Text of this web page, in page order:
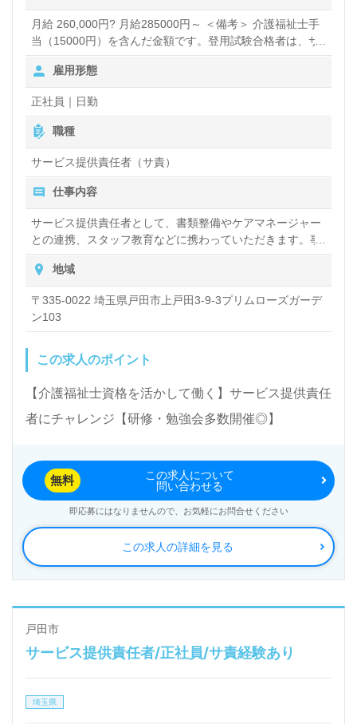
月給 260,000円? 月給285000円～ ＜備考＞ 介護福祉士手
当（15000円）を含んだ金額です。登用試験合格者は、サ
ービス提供責任者（サービスリーダー）としての入社とな
ります。 月給260000円～ ＜備考＞ 介護福祉士手当
（15000円）を含んだ金額です。登用試験の点数が合格に
満たない場合は、常勤ヘルパー（サ責補佐）としてのご案
内となります。
雇用形態
正社員｜日勤
職種
サービス提供責任者（サ責）
仕事内容
サービス提供責任者として、書類整備やケアマネージャー
との連携、スタッフ教育などに携わっていただきます。事
務系の仕事だけではなく、日常的に介護サービスの提供も
行っていただきますので、お客様やご家族とも密にコミュ
ニケーションを取ることが多くなります。 サ責業務のご経
験がない方でも、同じ事業所に所属している管理者や他の
サービス提供責任者にフォローをしてもらいながら仕事を
きます。
地域
〒335-0022 埼玉県戸田市上戸田3-9-3プリムローズガーデ
ン103
この求人のポイント
【介護福祉士資格を活かして働く】サービス提供責任
者にチャレンジ【研修・勉強会多数開催◎】
この求人の詳細を見る
無料
この求人について
問い合わせる
即応募にはなりませんので、お気軽にお問合せください
戸田市
サービス提供責任者/正社員/サ責経験あり
埼玉県